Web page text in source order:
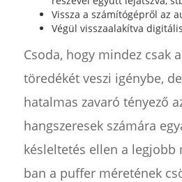
Vissza a számítógépről az
Végül visszaalakítva
Csoda, hogy mindez csak
töredékét veszi igénybe,
hatalmas zavaró tényező
hangszeresek számára
késleltetés ellen a legjobb
ban a puffer méretének